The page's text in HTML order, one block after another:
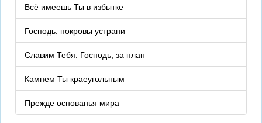
Всё имеешь Ты в избытке
Господь, покровы устрани
Славим Тебя, Господь, за план –
Камнем Ты краеугольным
Прежде основанья мира